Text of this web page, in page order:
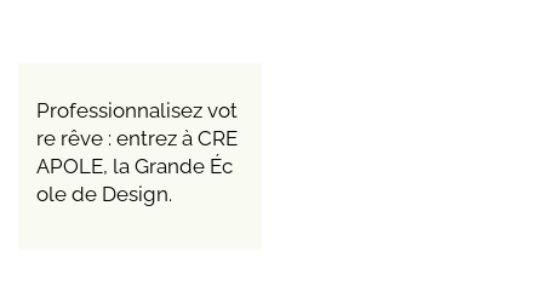
Professionnalisez vot
re rêve : entrez à CRE
APOLE, la Grande Éc
ole de Design.